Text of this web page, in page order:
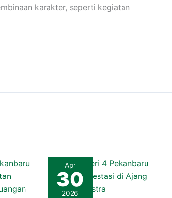
karakter, seperti kegiatan
Apr
30
2026